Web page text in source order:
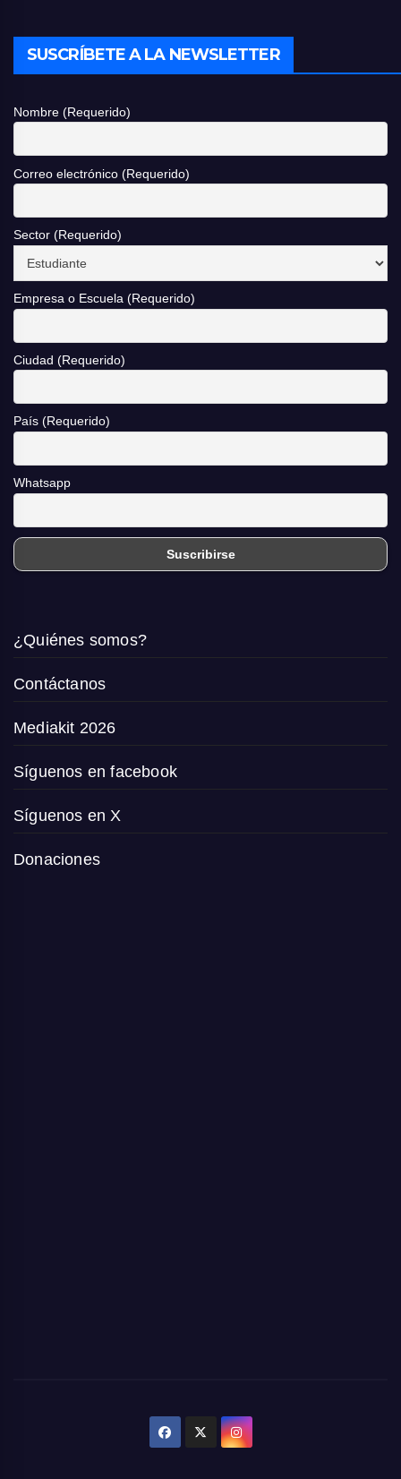
SUSCRÍBETE A LA NEWSLETTER
Nombre (Requerido)
Correo electrónico (Requerido)
Sector (Requerido)
Empresa o Escuela (Requerido)
Ciudad (Requerido)
País (Requerido)
Whatsapp
¿Quiénes somos?
Contáctanos
Mediakit 2026
Síguenos en facebook
Síguenos en X
Donaciones